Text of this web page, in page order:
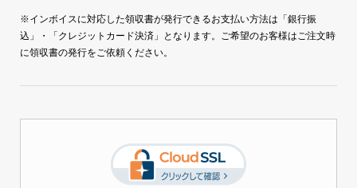
※インボイスに対応した領収書が発行できるお支払い方法は「銀行振
込」・「クレジットカード決済」となります。ご希望のお客様はご注文時
に領収書の発行をご依頼ください。